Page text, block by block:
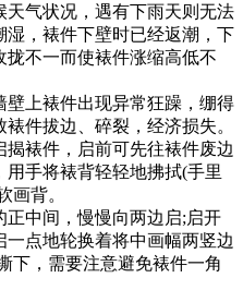
气状况，遇有下雨天则无法
，裱件下壁时已经返潮，下
不一而使裱件涨缩高低不
上裱件出现异常狂躁，绷得
件拔边、碎裂，经济损失。
裱件，启前可先往裱件废边
手将裱背轻轻地拂拭(手里
画背。
中间，慢慢向两边启;启开
点地轮换着将中画幅两竖边
下，需要注意避免裱件一角